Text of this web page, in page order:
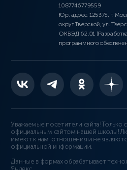
1087746779559
Юр. адрес: 125375, г.
округ Тверской, ул.
ОКВЭД 62.01
программного
Уважаемые посетители сайта! Только
официальным сайтом нашей школы!
имеют к нам отношения и не
официальной информации.
Данные в формах обрабатывает